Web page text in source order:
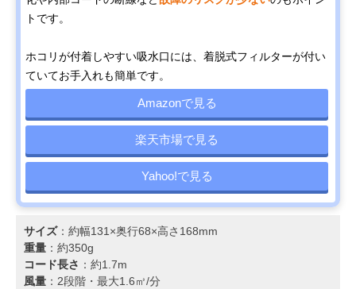
トです。
ホコリが付着しやすい吸水口には、着脱式フィルターが付い
ていてお手入れも簡単です。
Amazonで見る
楽天市場で見る
Yahoo!で見る
サイズ：約幅131×奥行68×高さ168mm
重量 ：約350g
コード長さ ：約1.7m
風量 ：2段階・最大1.6㎥/分